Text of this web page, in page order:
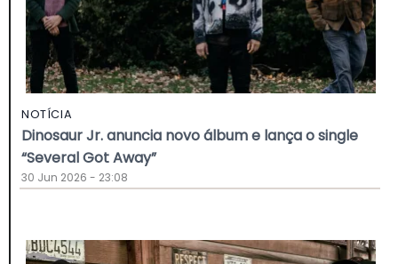
NOTÍCIA
Dinosaur Jr. anuncia novo álbum e lança o single
“Several Got Away”
30 Jun 2026 - 23:08